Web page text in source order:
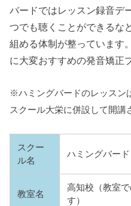
バードではレッスン録音デ
つでも聴くことができるな
組める体制が整っています
に大変おすすめの発音矯正
※ハミングバードのレッスン
スクール大栄に併設して開講
スクー
ル名
ハミングバード
教室名
高知校（教室
す）